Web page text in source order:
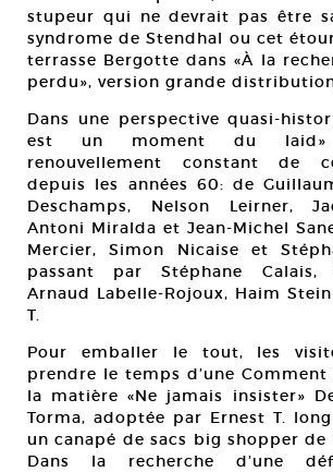
stupeur qui ne devrait pas être
syndrome de Stendhal ou cet
terrasse Bergotte dans «À la
perdu», version grande
Dans une perspective quasi-
est un moment du laid»
renouvellement constant de
depuis les années 60: de
Deschamps, Nelson Leirner,
Antoni Miralda et Jean-Michel
Mercier, Simon Nicaise et
passant par Stéphane Calais,
Arnaud Labelle-Rojoux, Haim
T.
Pour emballer le tout, les
prendre le temps d’une
la matière «Ne jamais insister»
Torma, adoptée par Ernest T.
un canapé de sacs big shopper de
Dans la recherche d’une